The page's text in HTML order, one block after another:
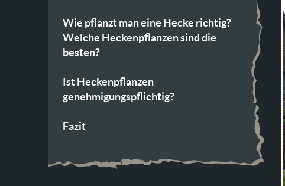
Wie pflanzt man eine Hecke richtig?
Welche Heckenpflanzen sind die
besten?
Ist Heckenpflanzen
genehmigungspflichtig?
Fazit